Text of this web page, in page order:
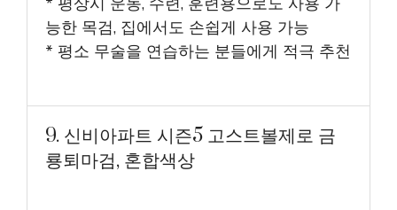
능한 목검, 집에서도 손쉽게 사용 가능
* 평소 무술을 연습하는 분들에게 적극 추천
9. 신비아파트 시즌5 고스트볼제로 금
룡퇴마검, 혼합색상